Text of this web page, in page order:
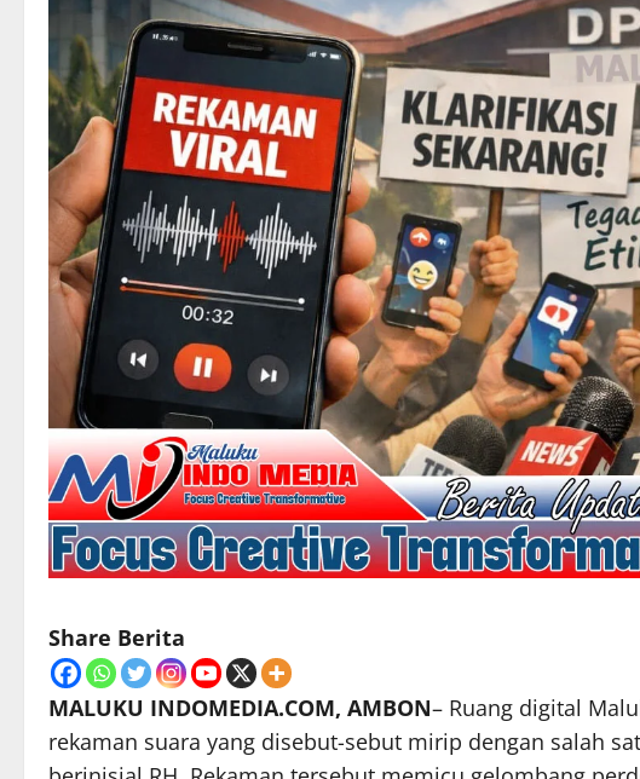
Share Berita
MALUKU INDOMEDIA.COM, AMBON– Ruang digital
rekaman suara yang disebut-sebut mirip dengan salah